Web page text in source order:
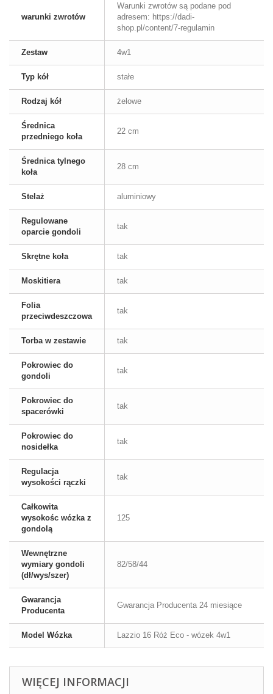
warunki zwrotów
Warunki zwrotów są podane pod
adresem: https://dadi-
shop.pl/content/7-regulamin
Zestaw 4w1
Typ kół stałe
Rodzaj kół żelowe
Średnica
przedniego koła
22 cm
Średnica tylnego
koła
28 cm
Stelaż aluminiowy
Regulowane
oparcie gondoli
tak
Skrętne koła tak
Moskitiera tak
Folia
przeciwdeszczowa
tak
Torba w zestawie tak
Pokrowiec do
gondoli
tak
Pokrowiec do
spacerówki
tak
Pokrowiec do
nosidełka
tak
Regulacja
wysokości rączki
tak
Całkowita
wysokośc wózka z
gondolą
125
Wewnętrzne
wymiary gondoli
(dł/wys/szer)
82/58/44
Gwarancja
Producenta
Gwarancja Producenta 24 miesiące
Model Wózka Lazzio 16 Róż Eco - wózek 4w1
WIĘCEJ INFORMACJI